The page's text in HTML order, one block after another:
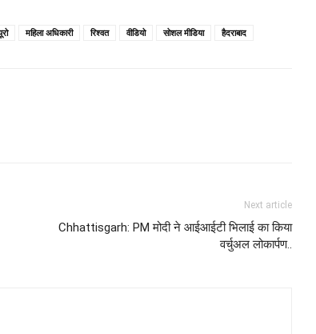
महिला अधिकारी रिश्वत वीडियो सोशल मीडिया हैदराबाद
Next article
Chhattisgarh: PM मोदी ने आईआईटी भिलाई का किया
वर्चुअल लोकार्पण..